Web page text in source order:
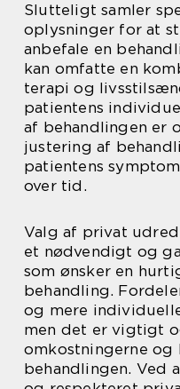
Slutteligt samler
oplysninger for at
anbefale en
kan omfatte en
terapi og
patientens
af behandlingen er
justering af
patientens
over tid.
Valg af privat
et nødvendigt og
som ønsker en
behandling.
og mere
men det er vigtigt
omkostningerne og
behandlingen. Ved